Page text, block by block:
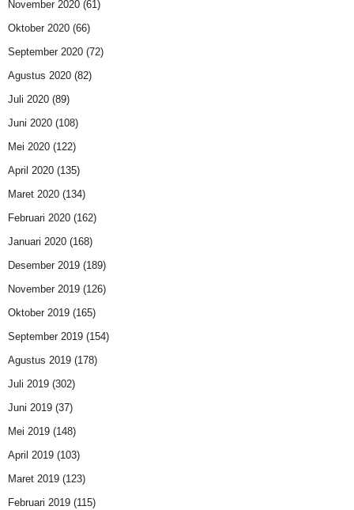
November 2020 (61)
Oktober 2020 (66)
September 2020 (72)
Agustus 2020 (82)
Juli 2020 (89)
Juni 2020 (108)
Mei 2020 (122)
April 2020 (135)
Maret 2020 (134)
Februari 2020 (162)
Januari 2020 (168)
Desember 2019 (189)
November 2019 (126)
Oktober 2019 (165)
September 2019 (154)
Agustus 2019 (178)
Juli 2019 (302)
Juni 2019 (37)
Mei 2019 (148)
April 2019 (103)
Maret 2019 (123)
Februari 2019 (115)